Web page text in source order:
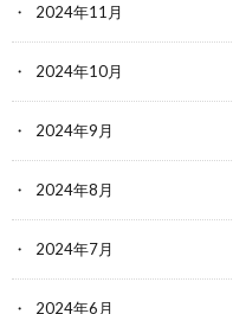
2024年11月
2024年10月
2024年9月
2024年8月
2024年7月
2024年6月